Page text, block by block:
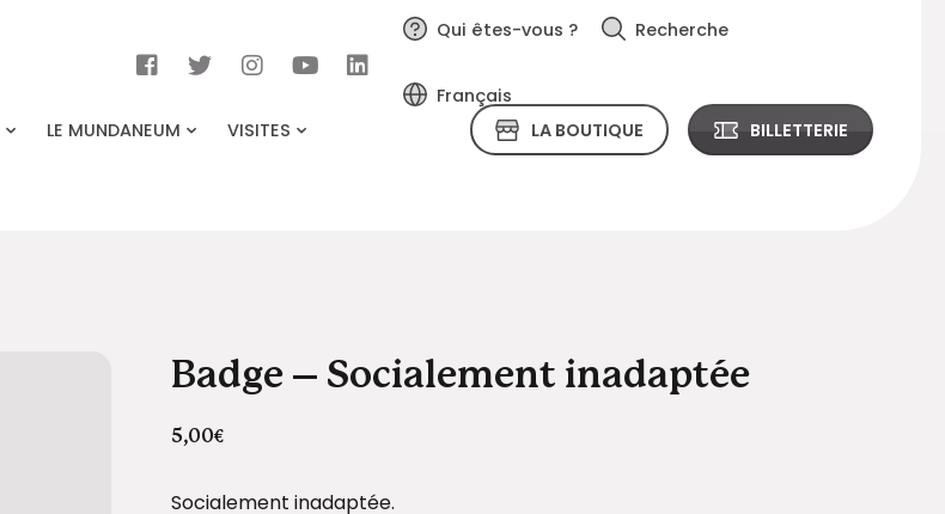
Qui êtes-vous ? Recherche
Français
LE MUNDANEUM VISITES LA BOUTIQUE BILLETTERIE
Badge – Socialement inadaptée
5,00€
Socialement inadaptée.